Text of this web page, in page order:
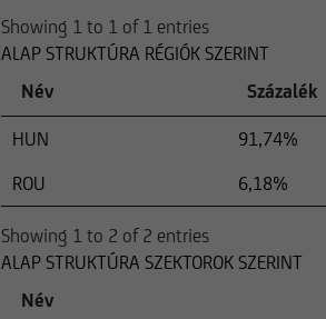
Showing 1 to 1 of 1 entries
ALAP STRUKTÚRA RÉGIÓK SZERINT
Név
Százalék
HUN
91,74%
ROU
6,18%
Showing 1 to 2 of 2 entries
ALAP STRUKTÚRA SZEKTOROK SZERINT
Név